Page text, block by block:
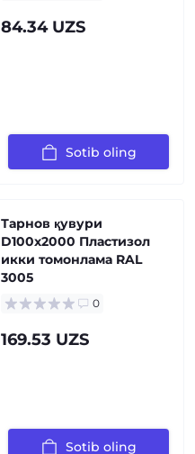
84.34 UZS
Sotib oling
Тарнов қувури
D100х2000 Пластизол
икки томонлама RAL
3005
0
169.53 UZS
Sotib oling